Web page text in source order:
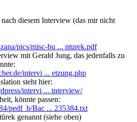
diesem Interview (das mir nicht
pics/misc-bu ... nturek.pdf
mit Gerald Jung, das jedenfalls zu
intervi ... etzung.php
steht hier:
intervi ... interview/
könnte passen:
pedf_b/Bac ... 235384.txt
genannt (siehe oben)